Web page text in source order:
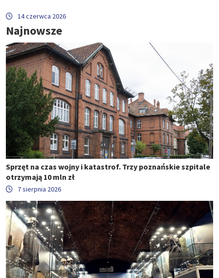
14 czerwca 2026
Najnowsze
Sprzęt na czas wojny i katastrof. Trzy poznańskie szpitale
otrzymają 10 mln zł
7 sierpnia 2026